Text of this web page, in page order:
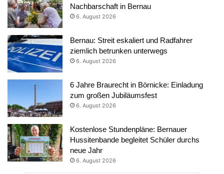
Nachbarschaft in Bernau
6. August 2026
Bernau: Streit eskaliert und Radfahrer
ziemlich betrunken unterwegs
6. August 2026
6 Jahre Braurecht in Börnicke: Einladung
zum großen Jubiläumsfest
6. August 2026
Kostenlose Stundenpläne: Bernauer
Hussitenbande begleitet Schüler durchs
neue Jahr
6. August 2026